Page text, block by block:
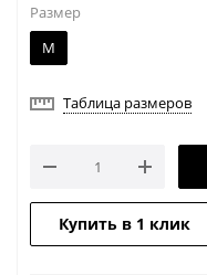
Размер
M
Таблица размеров
Купить в 1 клик